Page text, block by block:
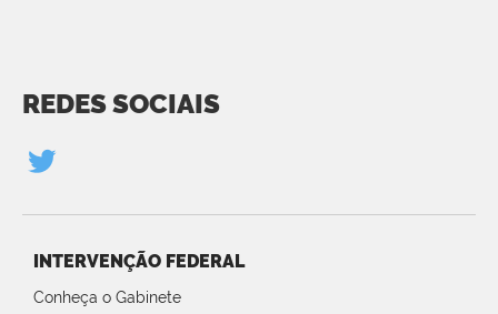
REDES SOCIAIS
INTERVENÇÃO FEDERAL
Conheça o Gabinete